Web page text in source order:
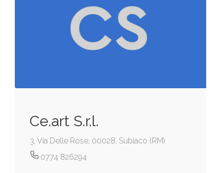
Ce.art S.r.l.
3, Via Delle Rose, 00028, Subiaco (RM)
0774 826294